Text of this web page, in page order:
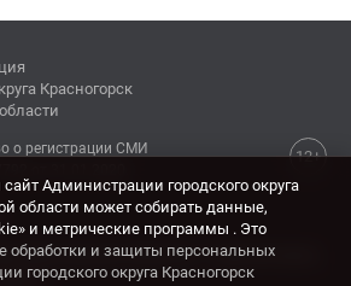
Красногорск
12+
о регистрации СМИ
Московская область, г. Красногорск,
4.
Администрации городского округа
области может собирать данные,
и метрические программы . Это
обработки и защиты персональных
городского округа Красногорск